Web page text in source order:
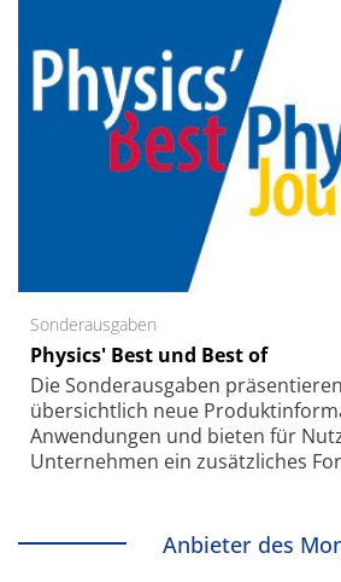
Sonderausgaben
Physics' Best und Best of
Die Sonder­ausgaben
übersichtlich neue
Anwendungen und bieten für
Unternehmen ein zusätzliches
Anbieter des